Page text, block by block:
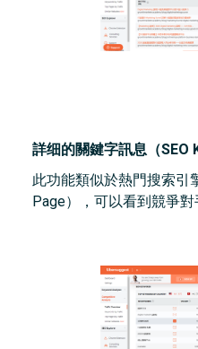
詳细的關鍵字訊息（SEO
此功能類似於熱門搜索引
Page），可以看到競爭對